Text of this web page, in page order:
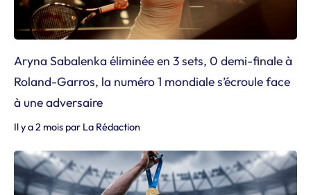
Aryna Sabalenka éliminée en 3 sets, 0 demi-finale à
Roland-Garros, la numéro 1 mondiale s’écroule face
à une adversaire
Il y a 2 mois par La Rédaction